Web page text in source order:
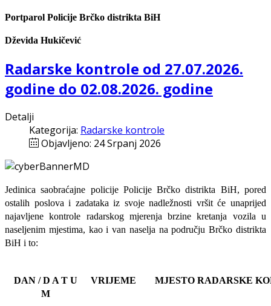
Portparol Policije Brčko distrikta BiH
Dževida Hukičević
Radarske kontrole od 27.07.2026.
godine do 02.08.2026. godine
Detalji
Kategorija: Radarske kontrole
Objavljeno: 24 Srpanj 2026
Jedinica saobraćajne policije Policije Brčko distrikta BiH, pored
ostalih poslova i zadataka iz svoje nadležnosti vršit će unaprijed
najavljene kontrole radarskog mjerenja brzine kretanja vozila u
naseljenim mjestima, kao i van naselja na području Brčko distrikta
BiH i to:
DAN / D A T U
M
VRIJEME MJESTO RADARSKE